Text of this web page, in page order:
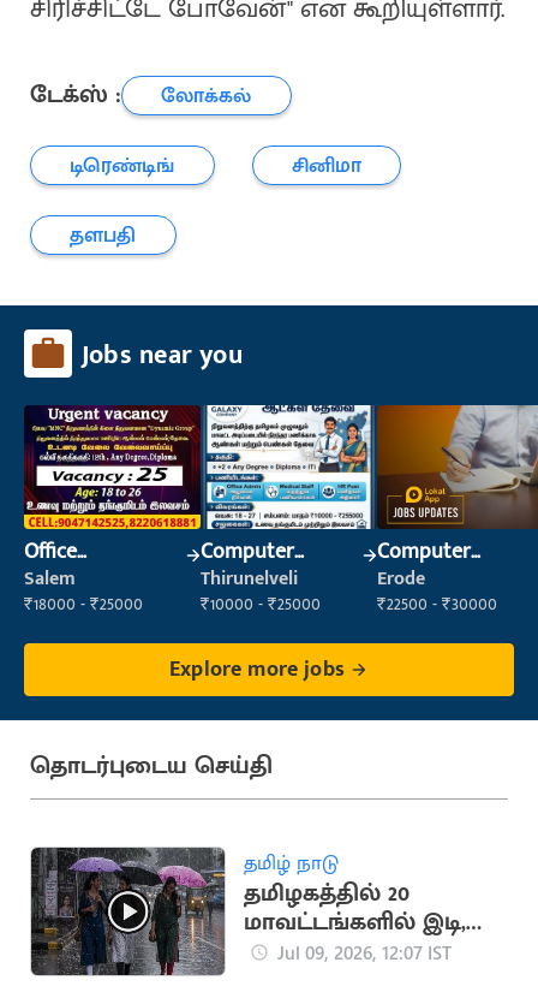
சிரிச்சிட்டே போவேன்" என கூறியுள்ளார்.
டேக்ஸ் :
லோக்கல்
டிரெண்டிங்
சினிமா
தளபதி
Jobs near you
Office
Maintenance
Staff
Salem
₹18000 - ₹25000
Computer
Operator
Thirunelveli
₹10000 - ₹25000
Computer
Operator
Erode
₹22500 - ₹30000
Explore more jobs
தொடர்புடைய செய்தி
தமிழ் நாடு
தமிழகத்தில் 20
மாவட்டங்களில் இடி,
மின்னலுடன் மழைக்கு
Jul 09, 2026, 12:07 IST